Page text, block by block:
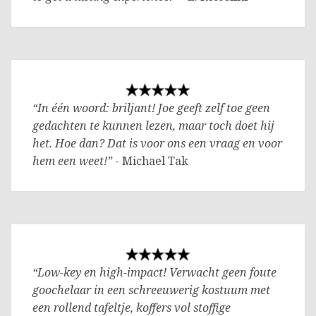
“In één woord: briljant! Joe geeft zelf toe geen
gedachten te kunnen lezen, maar toch doet hij
het. Hoe dan? Dat is voor ons een vraag en voor
hem een weet!”- Michael Tak
“Low-key en high-impact! Verwacht geen foute
goochelaar in een schreeuwerig kostuum met
een rollend tafeltje, koffers vol stoffige